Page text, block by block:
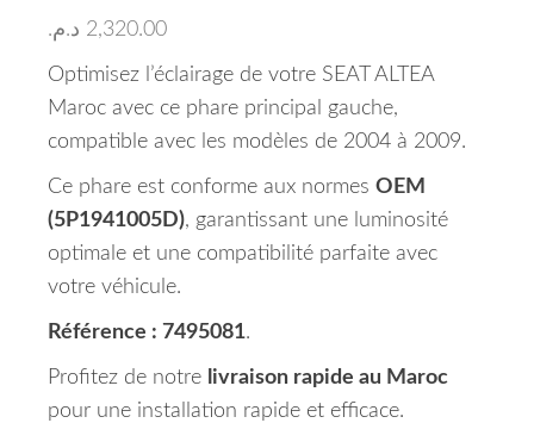
2,320.00 د.م.
Optimisez l’éclairage de votre SEAT ALTEA
Maroc avec ce phare principal gauche,
compatible avec les modèles de 2004 à 2009.
Ce phare est conforme aux normes OEM
(5P1941005D), garantissant une luminosité
optimale et une compatibilité parfaite avec
votre véhicule.
Référence : 7495081.
Profitez de notre livraison rapide au Maroc
pour une installation rapide et efficace.